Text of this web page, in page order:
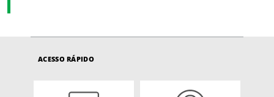
ACESSO RÁPIDO